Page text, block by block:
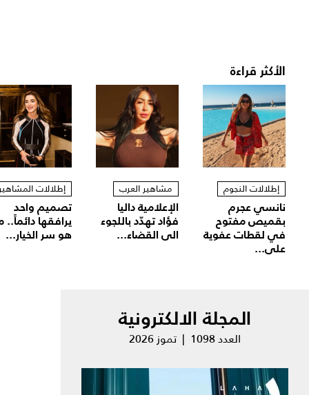
الأكثر قراءة
إطلالات النجوم
نانسي عجرم
بقميص مفتوح
في لقطات عفوية
على...
مشاهير العرب
الإعلامية داليا
فؤاد تهدّد باللجوء
الى القضاء...
إطلالات
تصميم واحد
يرافقها دائماً..
هو سر الخيار...
المجلة الالكترونية
العدد 1098 | تموز 2026